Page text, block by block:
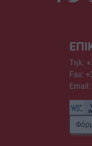
Τηλ:
Fax:
Email: